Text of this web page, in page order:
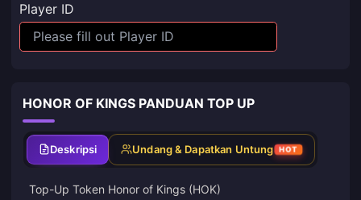
Player ID
HONOR OF KINGS PANDUAN TOP UP
Deskripsi Undang & Dapatkan Untung HOT
Top-Up Token Honor of Kings (HOK)